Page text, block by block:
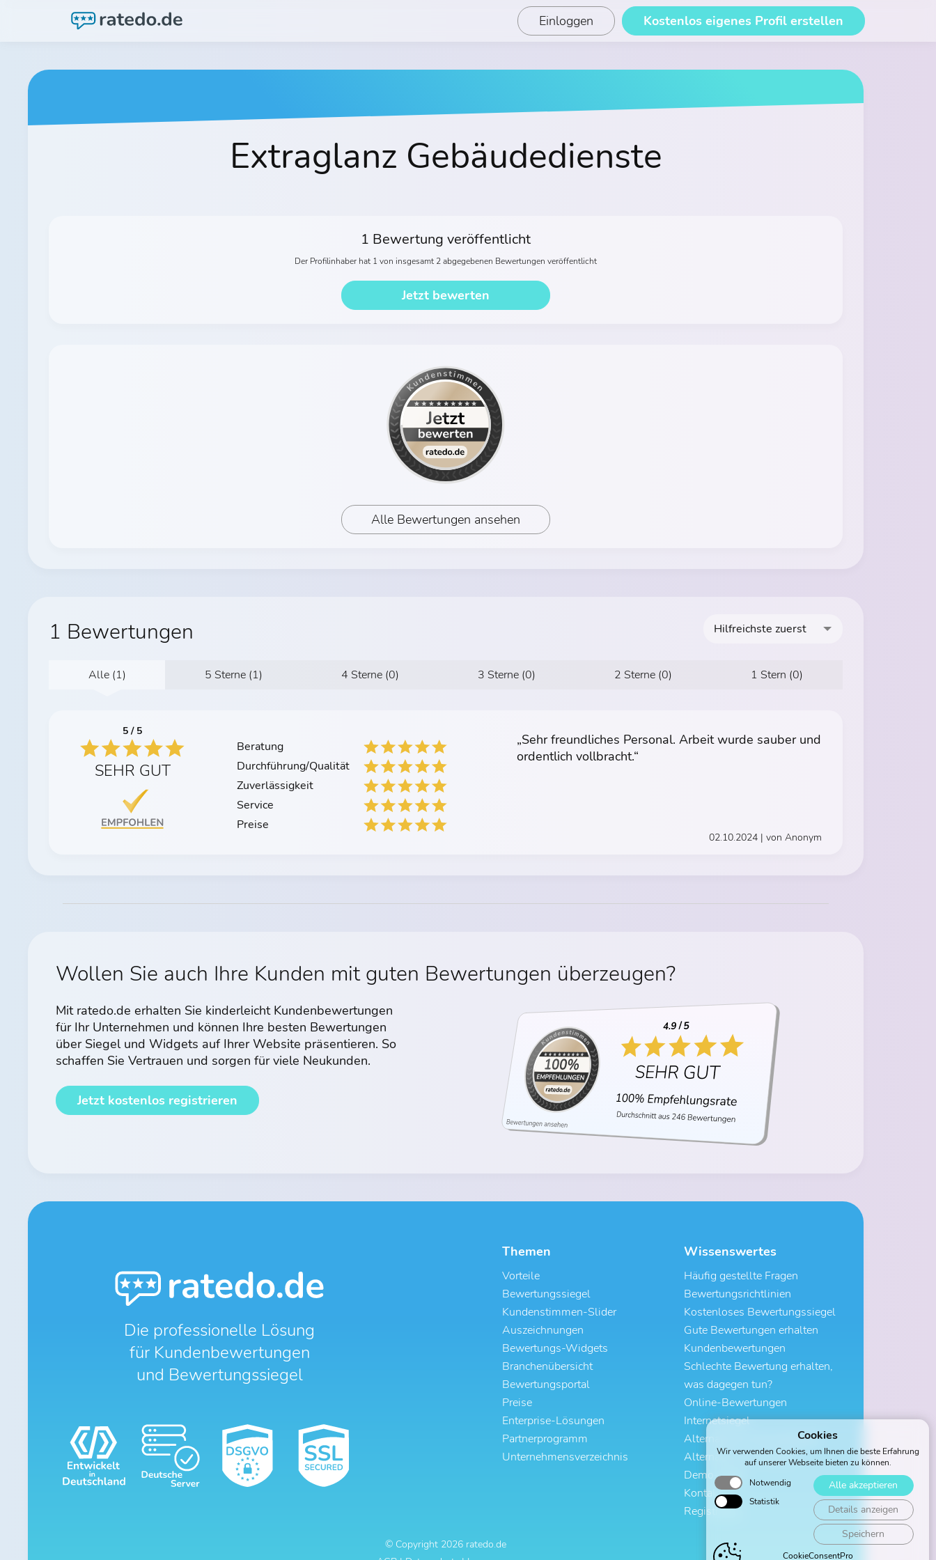
Einloggen Kostenlos eigenes Profil erstellen
Cookies
Wir verwenden Cookies, um Ihnen die beste Erfahrung
auf unserer Webseite bieten zu können.
Notwendig
Statistik
Alle akzeptieren
Details anzeigen
Speichern
CookieConsentPro
Extraglanz Gebäudedienste
1 Bewertung veröffentlicht
Der Profilinhaber hat 1 von insgesamt 2 abgegebenen Bewertungen veröffentlicht
Jetzt bewerten
Alle Bewertungen ansehen
1 Bewertungen Hilfreichste zuerst
Alle (1) 5 Sterne (1) 4 Sterne (0) 3 Sterne (0) 2 Sterne (0) 1 Stern (0)
5 / 5
SEHR GUT
Beratung
Durchführung/Qualität
Zuverlässigkeit
Service
Preise
„Sehr freundliches Personal. Arbeit wurde sauber und
ordentlich vollbracht.“
02.10.2024 | von Anonym
Wollen Sie auch Ihre Kunden mit guten Bewertungen überzeugen?
Mit ratedo.de erhalten Sie kinderleicht Kundenbewertungen
für Ihr Unternehmen und können Ihre besten Bewertungen
über Siegel und Widgets auf Ihrer Website präsentieren. So
schaffen Sie Vertrauen und sorgen für viele Neukunden.
Jetzt kostenlos registrieren
Die professionelle Lösung
für Kundenbewertungen
und Bewertungssiegel
Themen
Vorteile
Bewertungssiegel
Kundenstimmen-Slider
Auszeichnungen
Bewertungs-Widgets
Branchenübersicht
Bewertungsportal
Preise
Enterprise-Lösungen
Partnerprogramm
Unternehmensverzeichnis
Wissenswertes
Häufig gestellte Fragen
Bewertungsrichtlinien
Kostenloses Bewertungssiegel
Gute Bewertungen erhalten
Kundenbewertungen
Schlechte Bewertung erhalten,
was dagegen tun?
Online-Bewertungen
Internetsiegel
Alternative zu ProvenExpert
Alternative zu Trustami
Demo-Profil
Kontakt
Registrieren
© Copyright 2026 ratedo.de